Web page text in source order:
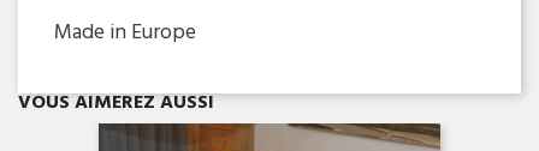
Made in Europe
VOUS AIMEREZ AUSSI
Aperçu rapide